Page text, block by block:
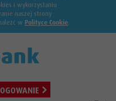
i wykorzystaniu
naszej strony
w Polityce Cookie.